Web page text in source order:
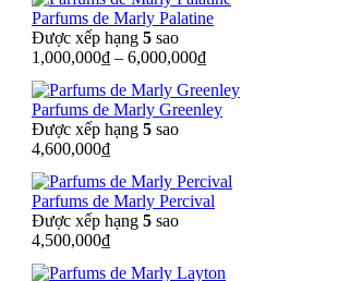
Parfums de Marly Palatine
Được xếp hạng 5 sao
1,000,000₫ – 6,000,000₫
Parfums de Marly Greenley
Được xếp hạng 5 sao
4,600,000₫
Parfums de Marly Percival
Được xếp hạng 5 sao
4,500,000₫